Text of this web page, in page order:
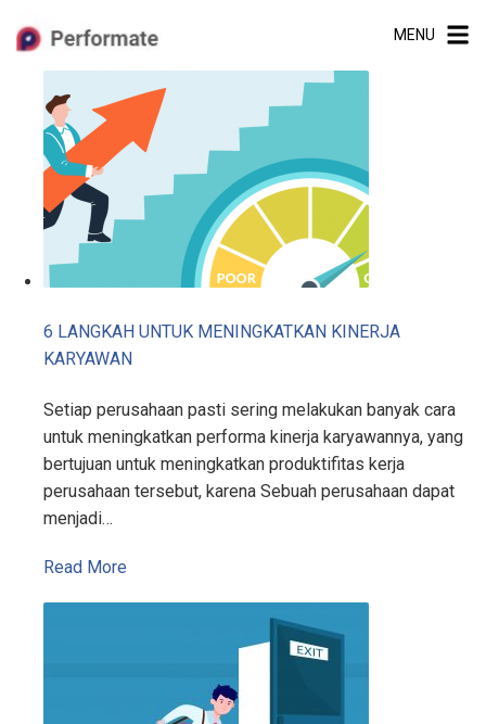
content
MENU
6 LANGKAH UNTUK MENINGKATKAN KINERJA
KARYAWAN
Setiap perusahaan pasti sering melakukan banyak cara
untuk meningkatkan performa kinerja karyawannya, yang
bertujuan untuk meningkatkan produktifitas kerja
perusahaan tersebut, karena Sebuah perusahaan dapat
menjadi…
Read More